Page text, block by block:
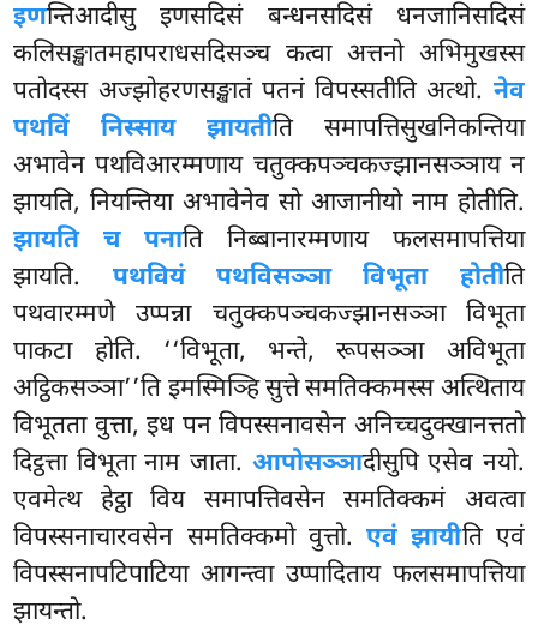
इणन्तिआदीसु इणसदिसं बन्धनसदिसं धनजानिसदिसं
कलिसङ्खातमहापराधसदिसञ्च कत्वा अत्तनो अभिमुखस्स
पतोदस्स अज्झोहरणसङ्खातं पतनं विपस्सतीति अत्थो. नेव
पथविं निस्साय झायतीति समापत्तिसुखनिकन्तिया
अभावेन पथविआरम्मणाय चतुक्कपञ्चकज्झानसञ्ञाय न
झायति, नियन्तिया अभावेनेव सो आजानीयो नाम होतीति.
झायति च पनाति निब्बानारम्मणाय फलसमापत्तिया
झायति. पथवियं पथविसञ्ञा विभूता होतीति
पथवारम्मणे उप्पन्ना चतुक्कपञ्चकज्झानसञ्ञा विभूता
पाकटा होति. ‘‘विभूता, भन्ते, रूपसञ्ञा अविभूता
अट्ठिकसञ्ञा’’ति इमस्मिञ्हि सुत्ते समतिक्कमस्स अत्थिताय
विभूतता वुत्ता, इध पन विपस्सनावसेन अनिच्चदुक्खानत्ततो
दिट्ठत्ता विभूता नाम जाता. आपोसञ्ञादीसुपि एसेव नयो.
एवमेत्थ हेट्ठा विय समापत्तिवसेन समतिक्कमं अवत्वा
विपस्सनाचारवसेन समतिक्कमो वुत्तो.एवं झायीति एवं
विपस्सनापटिपाटिया आगन्त्वा उप्पादिताय फलसमापत्तिया
झायन्तो.